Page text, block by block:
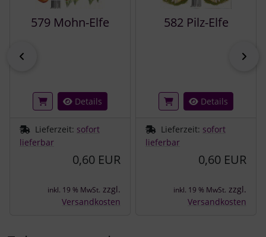
579 Mohn-Elfe
Details
Lieferzeit: sofort
lieferbar
0,60 EUR
inkl. 19 % MwSt. zzgl.
Versandkosten
582 Pilz-Elfe
Details
Lieferzeit: sofort
lieferbar
0,60 EUR
inkl. 19 % MwSt. zzgl.
Versandkosten